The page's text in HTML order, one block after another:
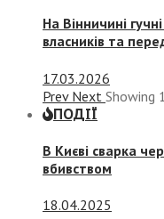
На Вінничині
власників та
17.03.2026
Prev Next Showing 1
ПОДІЇ
В Києві сварка
вбивством
18.04.2025